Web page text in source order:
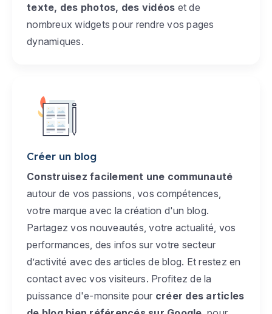
texte, des photos, des vidéos et de
nombreux widgets pour rendre vos pages
dynamiques.
Créer un blog
Construisez facilement une communauté
autour de vos passions, vos compétences,
votre marque avec la création d'un blog.
Partagez vos nouveautés, votre actualité, vos
performances, des infos sur votre secteur
d’activité avec des articles de blog. Et restez en
contact avec vos visiteurs. Profitez de la
puissance d'e-monsite pour créer des articles